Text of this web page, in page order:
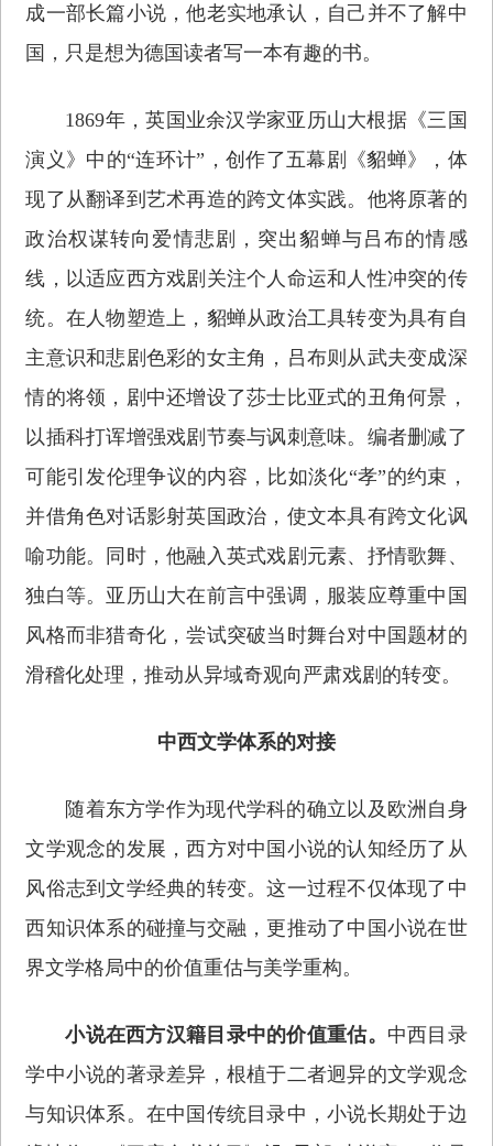
成一部长篇小说，他老实地承认，自己并不了解中
国，只是想为德国读者写一本有趣的书。
1869年，英国业余汉学家亚历山大根据《三国
演义》中的“连环计”，创作了五幕剧《貂蝉》，体
现了从翻译到艺术再造的跨文体实践。他将原著的
政治权谋转向爱情悲剧，突出貂蝉与吕布的情感
线，以适应西方戏剧关注个人命运和人性冲突的传
统。在人物塑造上，貂蝉从政治工具转变为具有自
主意识和悲剧色彩的女主角，吕布则从武夫变成深
情的将领，剧中还增设了莎士比亚式的丑角何景，
以插科打诨增强戏剧节奏与讽刺意味。编者删减了
可能引发伦理争议的内容，比如淡化“孝”的约束，
并借角色对话影射英国政治，使文本具有跨文化讽
喻功能。同时，他融入英式戏剧元素、抒情歌舞、
独白等。亚历山大在前言中强调，服装应尊重中国
风格而非猎奇化，尝试突破当时舞台对中国题材的
滑稽化处理，推动从异域奇观向严肃戏剧的转变。
中西文学体系的对接
随着东方学作为现代学科的确立以及欧洲自身
文学观念的发展，西方对中国小说的认知经历了从
风俗志到文学经典的转变。这一过程不仅体现了中
西知识体系的碰撞与交融，更推动了中国小说在世
界文学格局中的价值重估与美学重构。
小说在西方汉籍目录中的价值重估。 中西目录
学中小说的著录差异，根植于二者迥异的文学观念
与知识体系。在中国传统目录中，小说长期处于边